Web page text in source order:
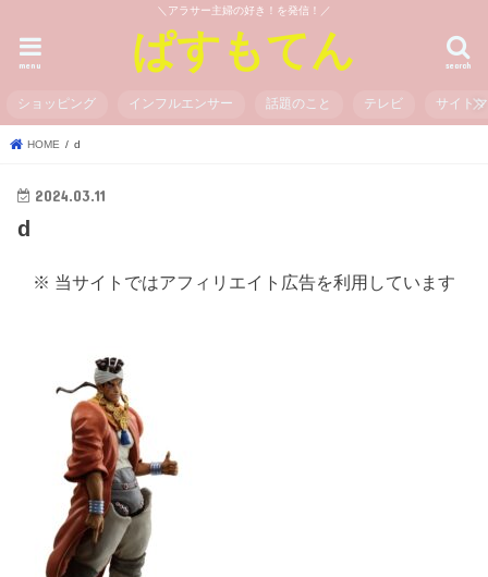
＼アラサー主婦の好き！を発信！／
ぱすもてん search
menu
ショッピング インフルエンサー 話題のこと テレビ サイト
HOME d
2024.03.11
d
※ 当サイトではアフィリエイト広告を利用しています